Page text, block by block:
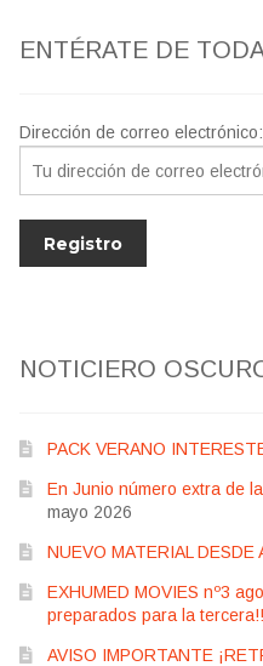
ENTÉRATE DE
Dirección de correo electrónico:
NOTICIERO
PACK VERANO
En Junio número extra de
mayo 2026
NUEVO MATERIAL DESDE
EXHUMED MOVIES nº3
preparados para la
AVISO IMPORTANTE